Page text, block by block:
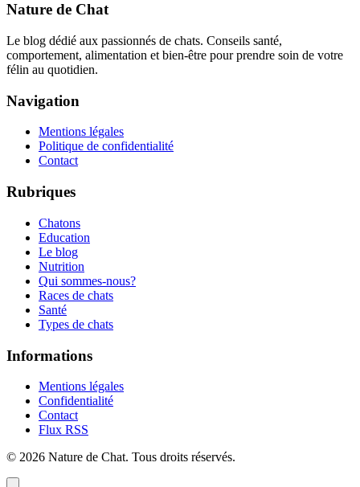
Nature de Chat
Le blog dédié aux passionnés de chats. Conseils santé,
comportement, alimentation et bien-être pour prendre soin de votre
félin au quotidien.
Navigation
Mentions légales
Politique de confidentialité
Contact
Rubriques
Chatons
Education
Le blog
Nutrition
Qui sommes-nous?
Races de chats
Santé
Types de chats
Informations
Mentions légales
Confidentialité
Contact
Flux RSS
© 2026 Nature de Chat. Tous droits réservés.